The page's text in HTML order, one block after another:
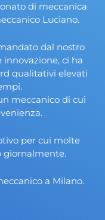
di meccanica
Luciano.
dal nostro
ci ha
qualitativi elevati
meccanico di cui
per cui molte
giornalmente.
a Milano.